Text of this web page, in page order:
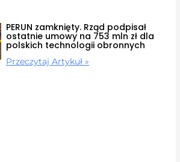
PERUN zamknięty. Rząd podpisał
ostatnie umowy na 753 mln zł dla
polskich technologii obronnych
Przeczytaj Artykuł »